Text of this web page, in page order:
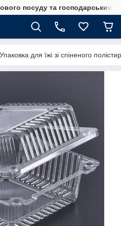
посуду та господарських
Упаковка для їжі зі спіненого